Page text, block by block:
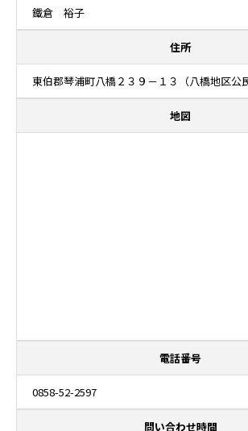
鐵倉 裕子
住所
東伯郡琴浦町八橋２３９－１３（八橋地区公
地図
電話番号
0858-52-2597
問い合わせ時間